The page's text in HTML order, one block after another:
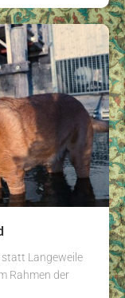
Langeweile
Rahmen der